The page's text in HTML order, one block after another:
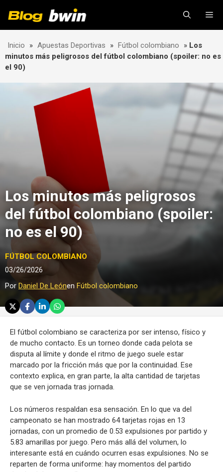
Inicio » Apuestas Deportivas » Fútbol colombiano » Los
minutos más peligrosos del fútbol colombiano (spoiler: no es
el 90)
Los minutos más peligrosos
del fútbol colombiano (spoiler:
no es el 90)
FÚTBOL COLOMBIANO
03/26/2026
Por Daniel De Leónen Fútbol colombiano
El fútbol colombiano se caracteriza por ser intenso, físico y
de mucho contacto. Es un torneo donde cada pelota se
disputa al límite y donde el ritmo de juego suele estar
marcado por la fricción más que por la continuidad. Ese
contexto explica, en gran parte, la alta cantidad de tarjetas
que se ven jornada tras jornada.
Los números respaldan esa sensación. En lo que va del
campeonato se han mostrado 64 tarjetas rojas en 13
jornadas, con un promedio de 0.53 expulsiones por partido y
5.83 amarillas por juego. Pero más allá del volumen, lo
interesante está en cuándo ocurren esas expulsiones. No se
reparten de forma uniforme: hay momentos del partido